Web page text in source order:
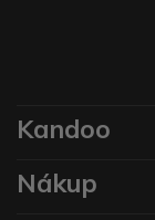
Kandoo
Nákup